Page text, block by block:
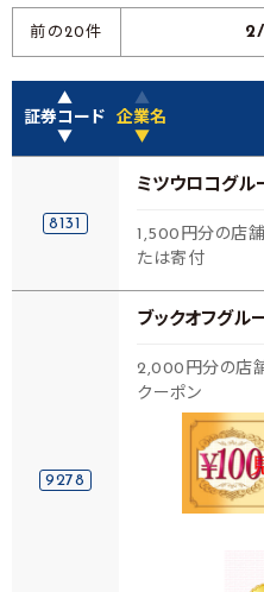
前の20件
▲
証券コード
▼
▲
企業名
▼
8131
ミツウロコグル
1,500円分の店
たは寄付
9278
ブックオフグル
2,000円分の店
クーポン